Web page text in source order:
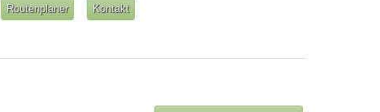
Routenplaner Kontakt